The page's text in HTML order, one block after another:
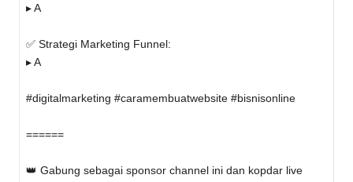
▸ A
✅ Strategi Marketing Funnel:
▸ A
#digitalmarketing #caramembuatwebsite #bisnisonline
======
👑 Gabung sebagai sponsor channel ini dan kopdar live